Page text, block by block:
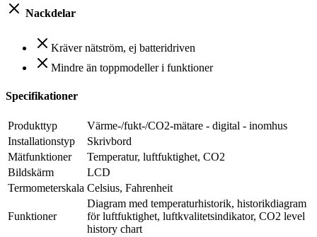
Nackdelar
Kräver nätström, ej batteridriven
Mindre än toppmodeller i funktioner
Specifikationer
Produkttyp
Värme-/fukt-/CO2-mätare - digital - inomhus
Installationstyp
Skrivbord
Mätfunktioner
Temperatur, luftfuktighet, CO2
Bildskärm
LCD
Termometerskala Celsius, Fahrenheit
Funktioner
Diagram med temperaturhistorik, historikdiagram
för luftfuktighet, luftkvalitetsindikator, CO2 level
history chart